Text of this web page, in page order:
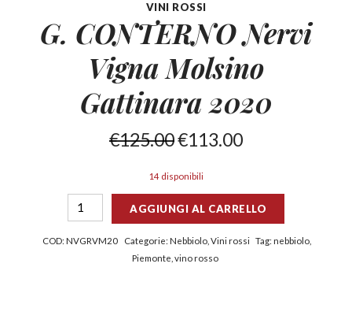
VINI ROSSI
G. CONTERNO Nervi
VignaMolsino
Gattinara 2020
€125.00€113.00
14 disponibili
AGGIUNGI AL CARRELLO
COD:NVGRVM20 Categorie: Nebbiolo, Vini rossi Tag:nebbiolo
Piemonte vino rosso